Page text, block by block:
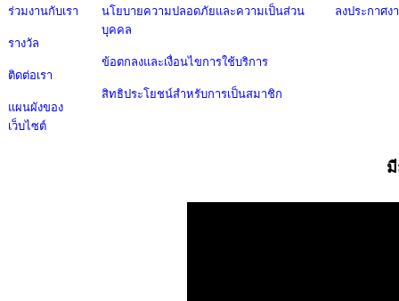
ร่วมงานกับเรา
รางวัล
ติดต่อเรา
แผนผังของ
เว็บไซต์
นโยบายความปลอดภัยและความเป็นส่วน
บุคคล
ข้อตกลงและเงื่อนไขการใช้บริการ
สิทธิประโยชน์สำหรับการเป็นสมาชิก
ลงประกาศง